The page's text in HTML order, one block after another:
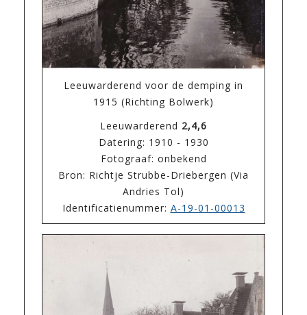
Leeuwarderend voor de demping in
1915 (Richting Bolwerk)
Leeuwarderend 2,4,6
Datering: 1910 - 1930
Fotograaf: onbekend
Bron: Richtje Strubbe-Driebergen (Via
Andries Tol)
Identificatienummer: A-19-01-00013